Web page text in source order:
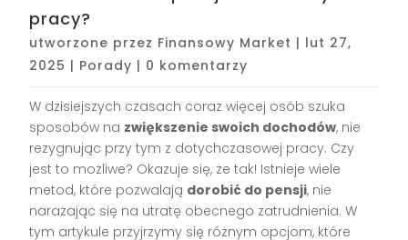
pracy?
utworzone przez Finansowy Market | lut 27,
2025 | Porady | 0 komentarzy
W dzisiejszych czasach coraz więcej osób szuka
sposobów na zwiększenie swoich dochodów, nie
rezygnując przy tym z dotychczasowej pracy. Czy
jest to możliwe? Okazuje się, że tak! Istnieje wiele
metod, które pozwalają dorobić do pensji, nie
narażając się na utratę obecnego zatrudnienia. W
tym artykule przyjrzymy się różnym opcjom, które